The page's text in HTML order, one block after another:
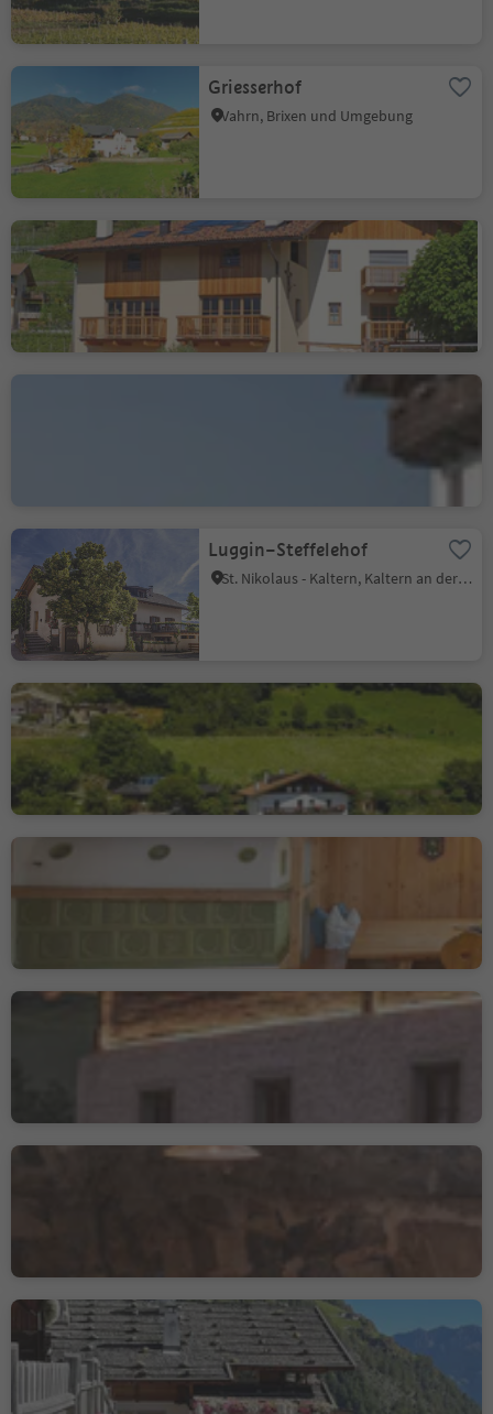
Griesserhof
Vahrn, Brixen und Umgebung
Buschenschank Planitzer
Glen, Montan, Südtiroler Weinstraße
Luggin–Steffelehof
St. Nikolaus - Kaltern, Kaltern an der Weinstraße, Südtiroler Weinstraße
Hofschank Niedermoar
Trumsberg
Kastelbell, Kastelbell-Tschars, Vinschgau
Ebnicherhof
Hofschank Steinerhof
Huberhof
Pirchhof
Naturns, Meran und Umgebung